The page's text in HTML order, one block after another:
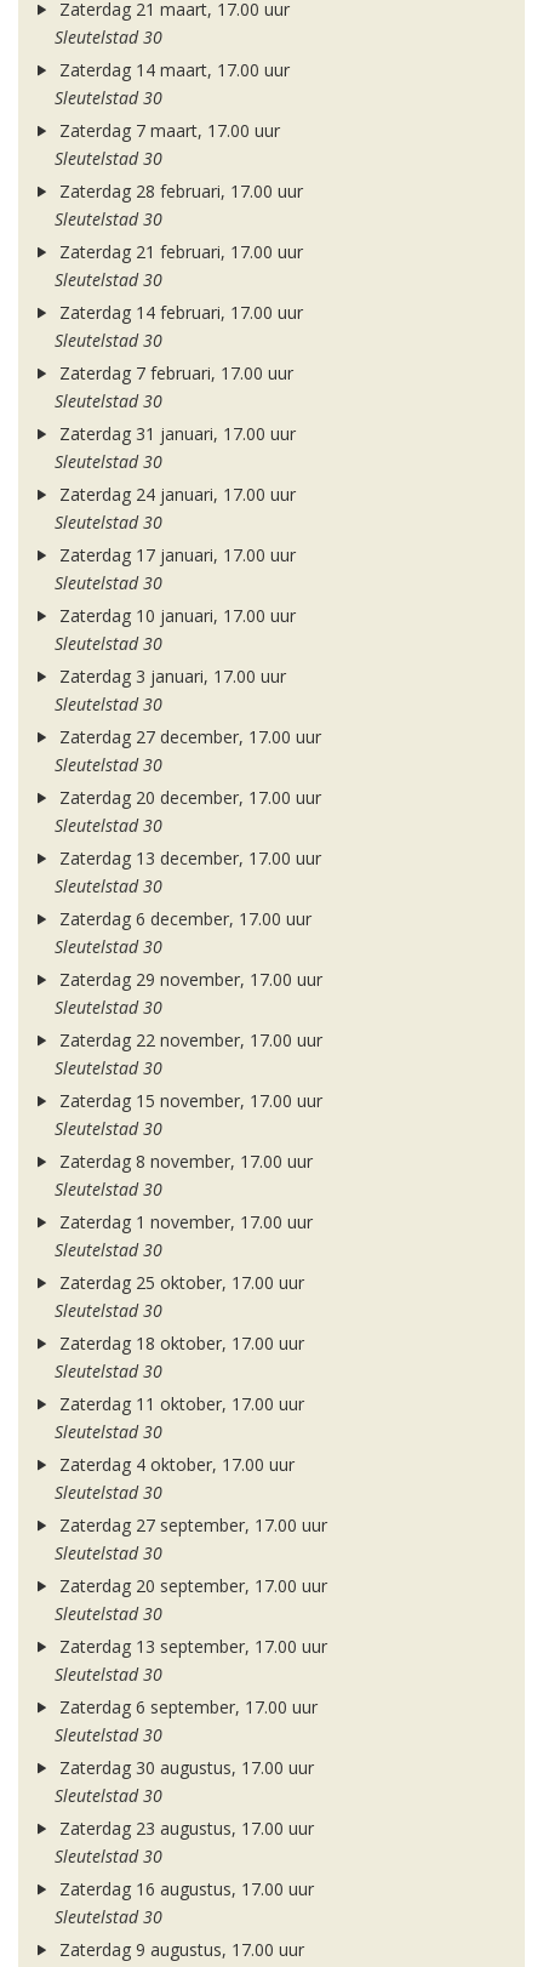
Zaterdag 21 maart, 17.00 uur
Sleutelstad 30
Zaterdag 14 maart, 17.00 uur
Sleutelstad 30
Zaterdag 7 maart, 17.00 uur
Sleutelstad 30
Zaterdag 28 februari, 17.00 uur
Sleutelstad 30
Zaterdag 21 februari, 17.00 uur
Sleutelstad 30
Zaterdag 14 februari, 17.00 uur
Sleutelstad 30
Zaterdag 7 februari, 17.00 uur
Sleutelstad 30
Zaterdag 31 januari, 17.00 uur
Sleutelstad 30
Zaterdag 24 januari, 17.00 uur
Sleutelstad 30
Zaterdag 17 januari, 17.00 uur
Sleutelstad 30
Zaterdag 10 januari, 17.00 uur
Sleutelstad 30
Zaterdag 3 januari, 17.00 uur
Sleutelstad 30
Zaterdag 27 december, 17.00 uur
Sleutelstad 30
Zaterdag 20 december, 17.00 uur
Sleutelstad 30
Zaterdag 13 december, 17.00 uur
Sleutelstad 30
Zaterdag 6 december, 17.00 uur
Sleutelstad 30
Zaterdag 29 november, 17.00 uur
Sleutelstad 30
Zaterdag 22 november, 17.00 uur
Sleutelstad 30
Zaterdag 15 november, 17.00 uur
Sleutelstad 30
Zaterdag 8 november, 17.00 uur
Sleutelstad 30
Zaterdag 1 november, 17.00 uur
Sleutelstad 30
Zaterdag 25 oktober, 17.00 uur
Sleutelstad 30
Zaterdag 18 oktober, 17.00 uur
Sleutelstad 30
Zaterdag 11 oktober, 17.00 uur
Sleutelstad 30
Zaterdag 4 oktober, 17.00 uur
Sleutelstad 30
Zaterdag 27 september, 17.00 uur
Sleutelstad 30
Zaterdag 20 september, 17.00 uur
Sleutelstad 30
Zaterdag 13 september, 17.00 uur
Sleutelstad 30
Zaterdag 6 september, 17.00 uur
Sleutelstad 30
Zaterdag 30 augustus, 17.00 uur
Sleutelstad 30
Zaterdag 23 augustus, 17.00 uur
Sleutelstad 30
Zaterdag 16 augustus, 17.00 uur
Sleutelstad 30
Zaterdag 9 augustus, 17.00 uur